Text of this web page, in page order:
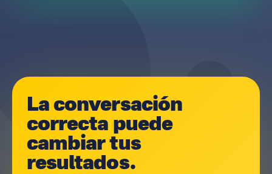
La conversación
correcta puede
cambiar tus
resultados.